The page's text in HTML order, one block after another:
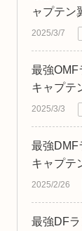
ャプテン
2025/3/7
最強OMF
キャプテ
2025/3/3
最強DMF
キャプテ
2025/2/26
最強DF